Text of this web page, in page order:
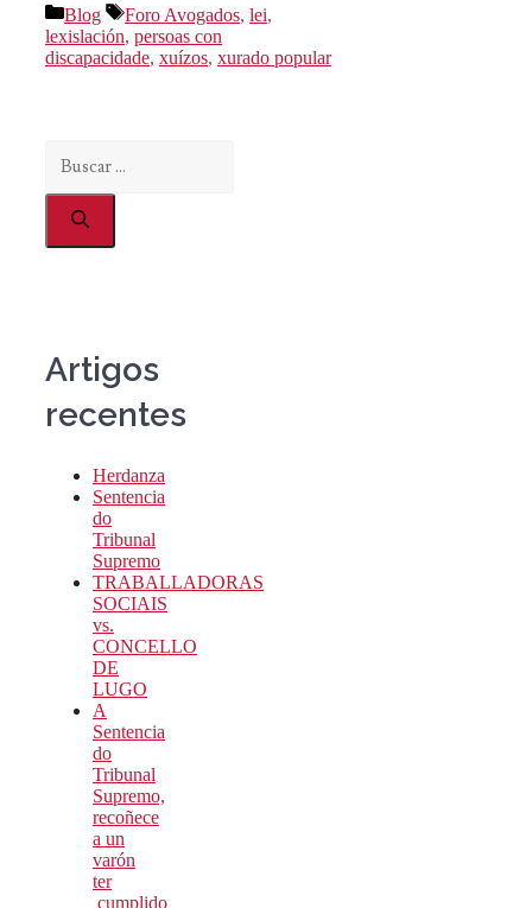
Categorías
Blog Etiquetas
Foro Avogados, lei,
lexislación, persoas con
discapacidade, xuízos, xurado popular
Artigos
recentes
Herdanza
Sentencia
do
Tribunal
Supremo
TRABALLADORAS
SOCIAIS
vs.
CONCELLO
DE
LUGO
A
Sentencia
do
Tribunal
Supremo,
recoñece
a un
varón
ter
cumplido